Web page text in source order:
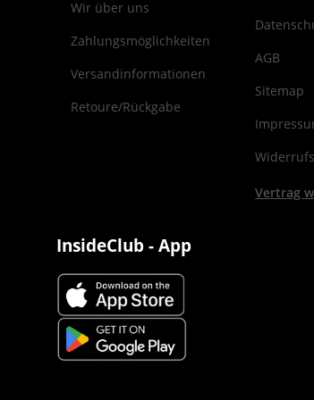
Wir über uns
Zahlungsmöglichkeiten
Versandinformationen
Retoure/Rückgabe
AGB
Sitemap
Vertrag
InsideClub - App